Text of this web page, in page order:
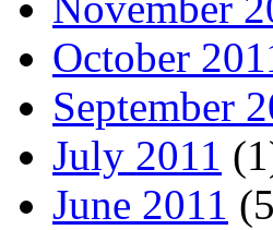
October
September
July 2011
June 2011